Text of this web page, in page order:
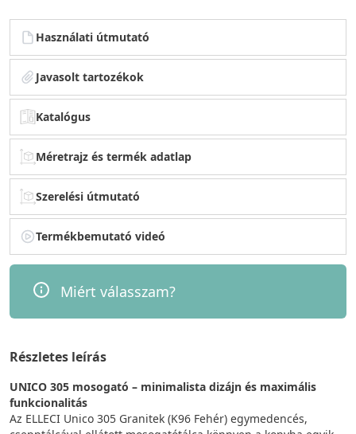
Használati útmutató
Javasolt tartozékok
Katalógus
Méretrajz és termék adatlap
Szerelési útmutató
Termékbemutató videó
Miért válasszam?
Részletes leírás
UNICO 305 mosogató – minimalista dizájn és maximális
funkcionalitás
Az ELLECI Unico 305 Granitek (K96 Fehér) egymedencés,